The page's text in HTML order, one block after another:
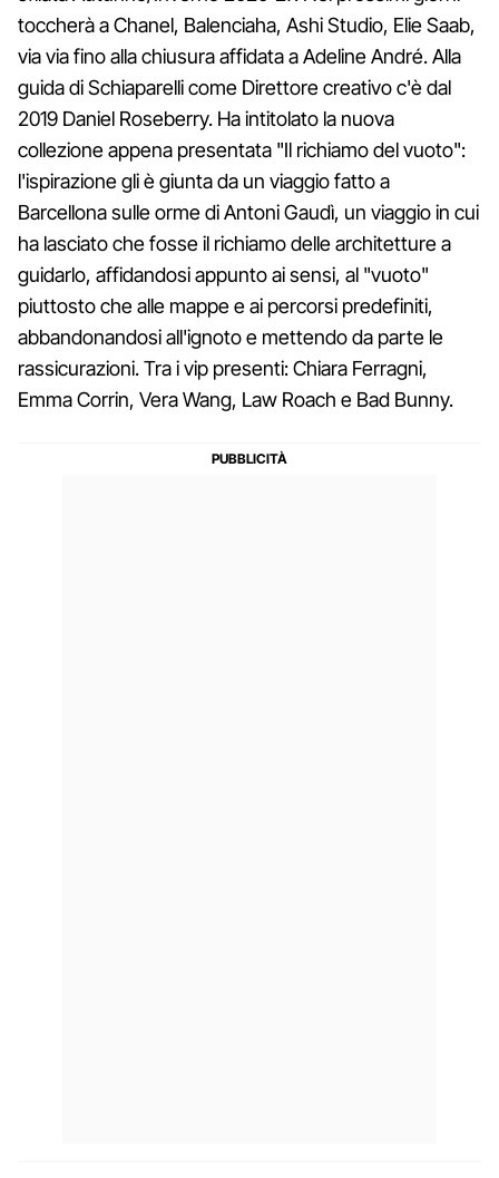
toccherà a Chanel, Balenciaha, Ashi Studio, Elie Saab,
via via fino alla chiusura affidata a Adeline André. Alla
guida di Schiaparelli come Direttore creativo c'è dal
2019 Daniel Roseberry. Ha intitolato la nuova
collezione appena presentata "Il richiamo del vuoto":
l'ispirazione gli è giunta da un viaggio fatto a
Barcellona sulle orme di Antoni Gaudì, un viaggio in cui
ha lasciato che fosse il richiamo delle architetture a
guidarlo, affidandosi appunto ai sensi, al "vuoto"
piuttosto che alle mappe e ai percorsi predefiniti,
abbandonandosi all'ignoto e mettendo da parte le
rassicurazioni. Tra i vip presenti: Chiara Ferragni,
Emma Corrin, Vera Wang, Law Roach e Bad Bunny.